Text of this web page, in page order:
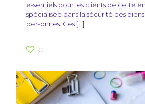
essentiels pour les clients de cette
spécialisée dans la sécurité des
personnes. Ces […]
0